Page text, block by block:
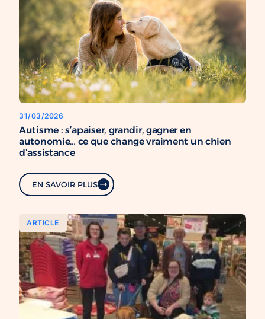
31/03/2026
Autisme : s’apaiser, grandir, gagner en
autonomie… ce que change vraiment un chien
d’assistance
EN SAVOIR PLUS
ARTICLE